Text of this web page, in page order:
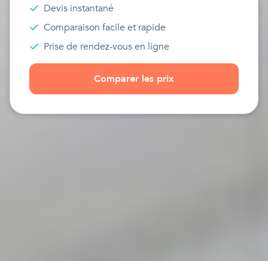
Devis instantané
Comparaison facile et rapide
Prise de rendez-vous en ligne
Comparer les prix